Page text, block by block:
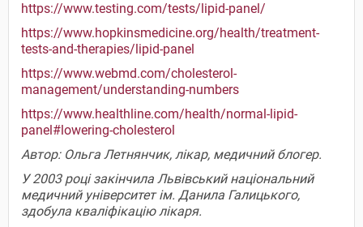
https://www.testing.com/tests/lipid-panel/
https://www.hopkinsmedicine.org/health/treatment-
tests-and-therapies/lipid-panel
https://www.webmd.com/cholesterol-
management/understanding-numbers
https://www.healthline.com/health/normal-lipid-
panel#lowering-cholesterol
Автор: Ольга Летнянчик, лікар, медичний блогер.
У 2003 році закінчила Львівський національний
медичний університет ім. Данила Галицького,
здобула кваліфікацію лікаря.